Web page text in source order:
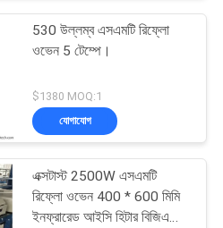
এবং প্লেস
530 উল্লম্ব এসএমটি রিফ্লো
ওভেন 5 টেম্পে।
$1380 MOQ:1
যোগাযোগ
এক্সটাস্ট 2500W এসএমটি
রিফ্লো ওভেন 400 * 600 মিমি
ইনফ্রারেড আইসি হিটার বিজিএ